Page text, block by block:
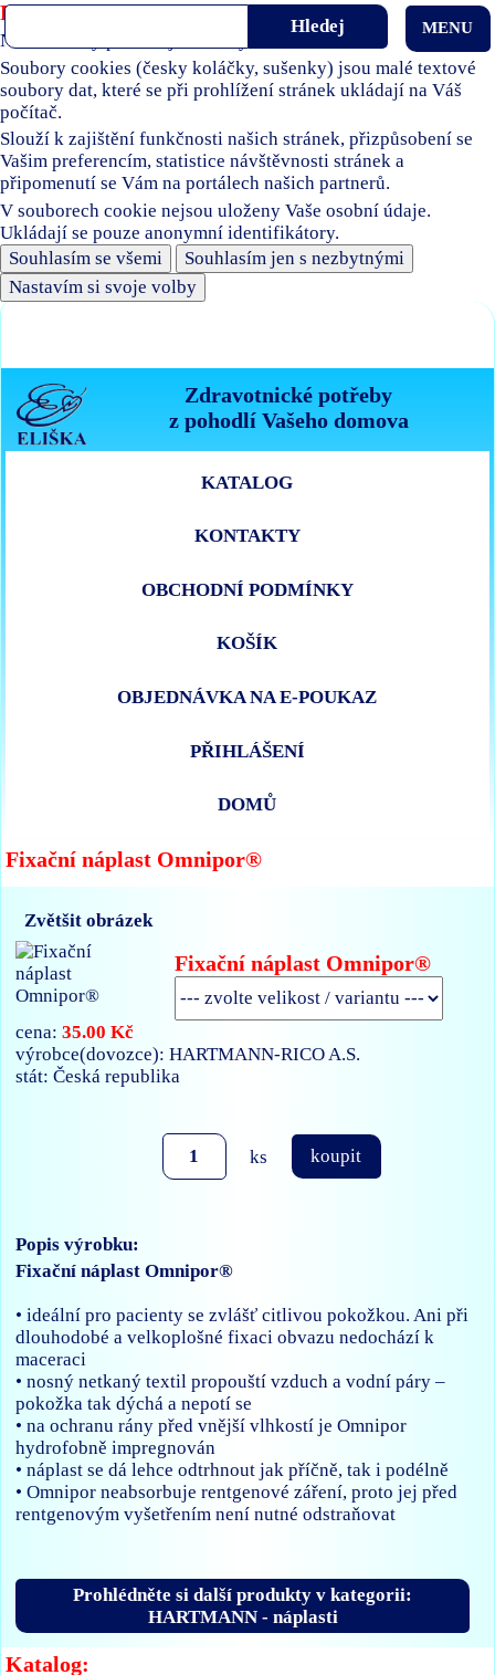
Používáme soubory cookies
Naše stránky používají soubory cookies.
Soubory cookies (česky koláčky, sušenky) jsou malé textové
soubory dat, které se při prohlížení stránek ukládají na Váš
počítač.
Slouží k zajištění funkčnosti našich stránek, přizpůsobení se
Vašim preferencím, statistice návštěvnosti stránek a
připomenutí se Vám na portálech našich partnerů.
V souborech cookie nejsou uloženy Vaše osobní údaje.
Ukládají se pouze anonymní identifikátory.
Souhlasím se všemi
Souhlasím jen s nezbytnými
Nastavím si svoje volby
Zdravotnické potřeby
z pohodlí Vašeho domova
MENU
KATALOG
KONTAKTY
OBCHODNÍ PODMÍNKY
KOŠÍK
OBJEDNÁVKA NA E-POUKAZ
PŘIHLÁŠENÍ
DOMŮ
Fixační náplast Omnipor®
Katalog:
Zvětšit obrázek
Fixační náplast Omnipor®
cena:35.00 Kč
výrobce(dovozce): HARTMANN-RICO A.S.
stát: Česká republika
ks koupit
Popis výrobku:
Fixační náplast Omnipor®
• ideální pro pacienty se zvlášť citlivou pokožkou. Ani při
dlouhodobé a velkoplošné fixaci obvazu nedochází k
maceraci
• nosný netkaný textil propouští vzduch a vodní páry –
pokožka tak dýchá a nepotí se
• na ochranu rány před vnější vlhkostí je Omnipor
hydrofobně impregnován
• náplast se dá lehce odtrhnout jak příčně, tak i podélně
• Omnipor neabsorbuje rentgenové záření, proto jej před
rentgenovým vyšetřením není nutné odstraňovat
Prohlédněte si další produkty v kategorii:
HARTMANN - náplasti